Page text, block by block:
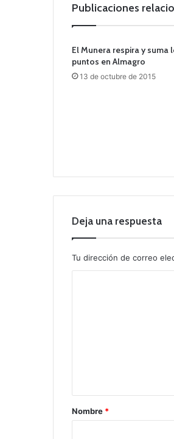
Publicaciones
El Munera respira y suma
puntos en Almagro
13 de octubre de 2015
Deja una respuesta
Tu dirección de correo
rNombre *